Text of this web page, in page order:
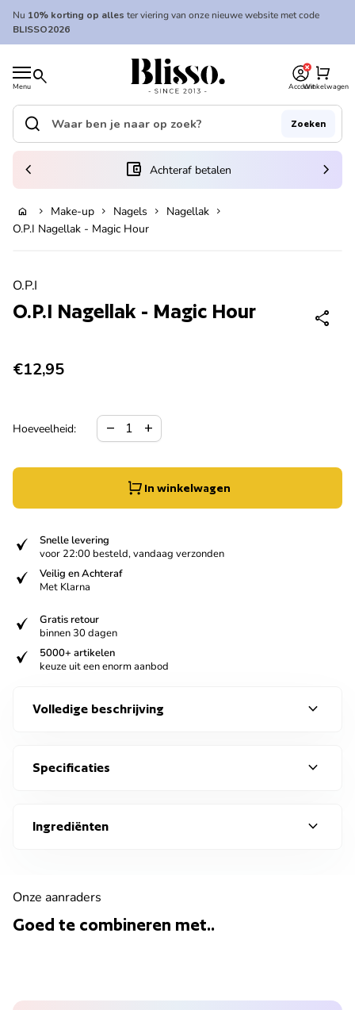
In winkelwagen
Overslaan naar inhoud
Nu 10% korting op alles ter viering van onze nieuwe website met code
BLISSO2026
Menu search
Home
AccountWinkelwagen
shopping_cart
Home
Zoek op"
search Zoeken
(link opent in nieuw tabblad/venster)
account_balance_wallet Achteraf betalen
chevron_left chevron_right
home chevron_right Make-up chevron_right Nagels chevron_right Nagellak chevron_right
O.P.I Nagellak - Magic Hour
O.P.I
O.P.I Nagellak - Magic Hour share
Normale prijs
€12,95
Hoeveelheid:
Hoeveelheid verlagen voor
remove
Verhoog de hoeveelheid voor
add
In winkelwagen
verified
Snelle levering
voor 22:00 besteld, vandaag verzonden
verified
Veilig en Achteraf
Met Klarna
verified
Gratis retour
binnen 30 dagen
verified
5000+ artikelen
keuze uit een enorm aanbod
Volledige beschrijving expand_more
Specificaties expand_more
Ingrediënten expand_more
Onze aanraders
Goed te combineren met..